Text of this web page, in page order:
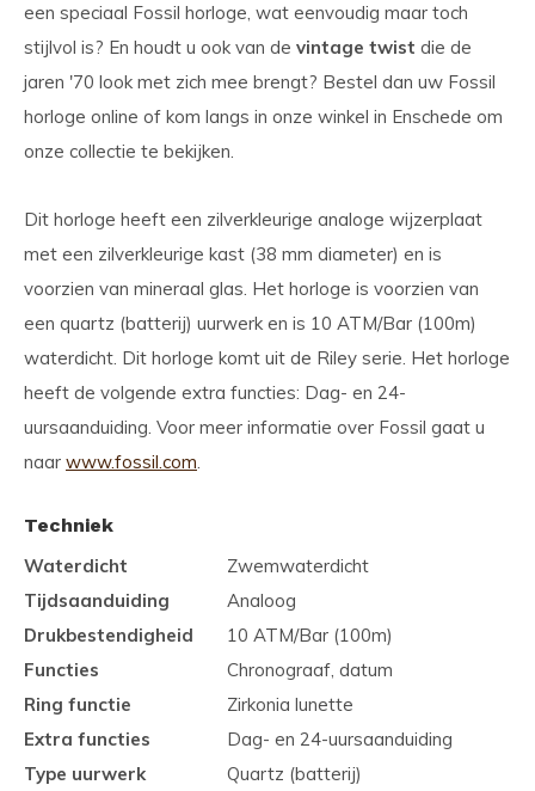
een speciaal Fossil horloge, wat eenvoudig maar toch
stijlvol is? En houdt u ook van de vintage twist die de
jaren '70 look met zich mee brengt? Bestel dan uw Fossil
horloge online of kom langs in onze winkel in Enschede om
onze collectie te bekijken.
Dit horloge heeft een zilverkleurige analoge wijzerplaat
met een zilverkleurige kast (38 mm diameter) en is
voorzien van mineraal glas. Het horloge is voorzien van
een quartz (batterij) uurwerk en is 10 ATM/Bar (100m)
waterdicht. Dit horloge komt uit de Riley serie. Het horloge
heeft de volgende extra functies: Dag- en 24-
uursaanduiding. Voor meer informatie over Fossil gaat u
naar www.fossil.com.
Techniek
Waterdicht
Zwemwaterdicht
Tijdsaanduiding
Analoog
Drukbestendigheid
10 ATM/Bar (100m)
Functies
Chronograaf, datum
Ring functie
Zirkonia lunette
Extra functies
Dag- en 24-uursaanduiding
Type uurwerk
Quartz (batterij)